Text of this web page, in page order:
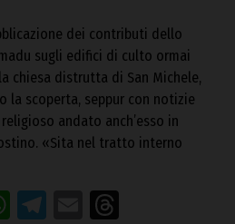
dei contributi dello
sugli edifici di culto ormai
chiesa distrutta di San Michele,
la scoperta, seppur con notizie
andato anch’esso in
«Sita nel tratto interno
WhatsApp
Telegram
Email